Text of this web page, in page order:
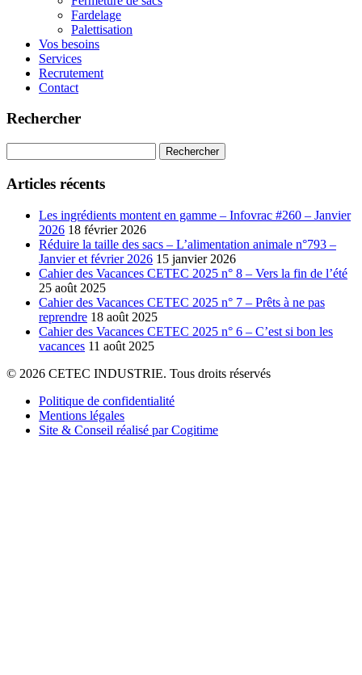
Fardelage
Palettisation
Vos besoins
Services
Recrutement
Contact
Rechercher
Articles récents
Les ingrédients montent en gamme – Infovrac #260 – Janvier
2026 18 février 2026
Réduire la taille des sacs – L’alimentation animale n°793 –
Janvier et février 2026 15 janvier 2026
Cahier des Vacances CETEC 2025 n° 8 – Vers la fin de l’été
25 août 2025
Cahier des Vacances CETEC 2025 n° 7 – Prêts à ne pas
reprendre 18 août 2025
Cahier des Vacances CETEC 2025 n° 6 – C’est si bon les
vacances 11 août 2025
© 2026 CETEC INDUSTRIE. Tous droits réservés
Politique de confidentialité
Mentions légales
Site & Conseil réalisé par Cogitime